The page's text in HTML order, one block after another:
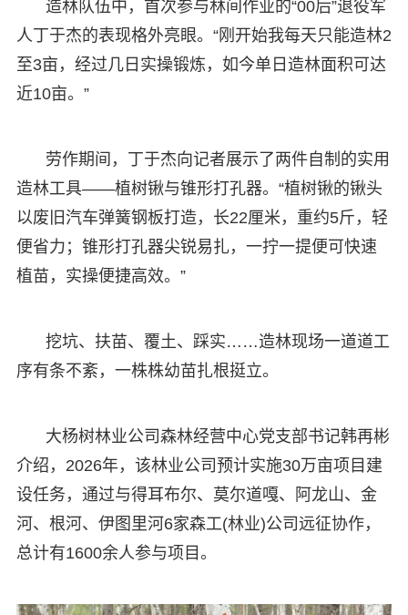
造林队伍中，首次参与林间作业的“00后”退役军
人丁于杰的表现格外亮眼。“刚开始我每天只能造林2
至3亩，经过几日实操锻炼，如今单日造林面积可达
近10亩。”
劳作期间，丁于杰向记者展示了两件自制的实用
造林工具——植树锹与锥形打孔器。“植树锹的锹头
以废旧汽车弹簧钢板打造，长22厘米，重约5斤，轻
便省力；锥形打孔器尖锐易扎，一拧一提便可快速
植苗，实操便捷高效。”
挖坑、扶苗、覆土、踩实……造林现场一道道工
序有条不紊，一株株幼苗扎根挺立。
大杨树林业公司森林经营中心党支部书记韩再彬
介绍，2026年，该林业公司预计实施30万亩项目建
设任务，通过与得耳布尔、莫尔道嘎、阿龙山、金
河、根河、伊图里河6家森工(林业)公司远征协作，
总计有1600余人参与项目。